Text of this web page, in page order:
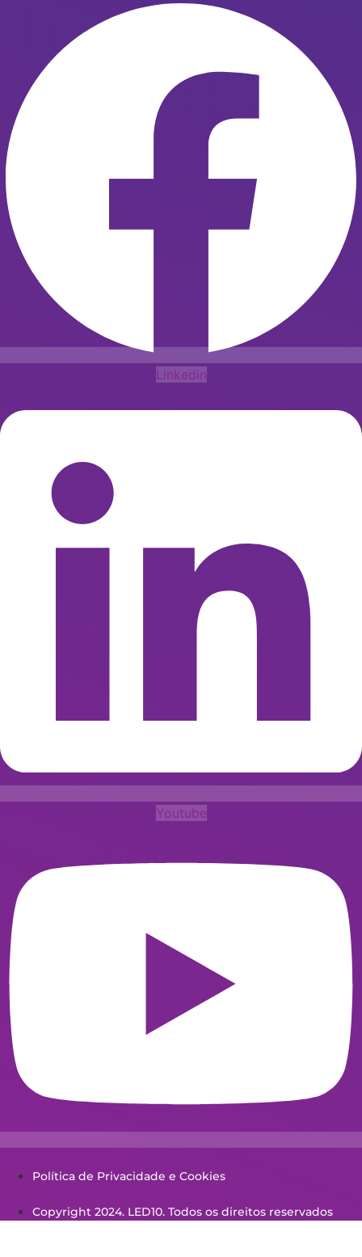
Linkedin
Youtube
Política de Privacidade e Cookies
Copyright 2024. LED10. Todos os direitos reservados